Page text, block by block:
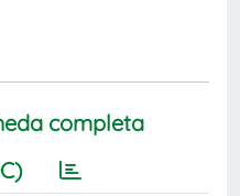
completa